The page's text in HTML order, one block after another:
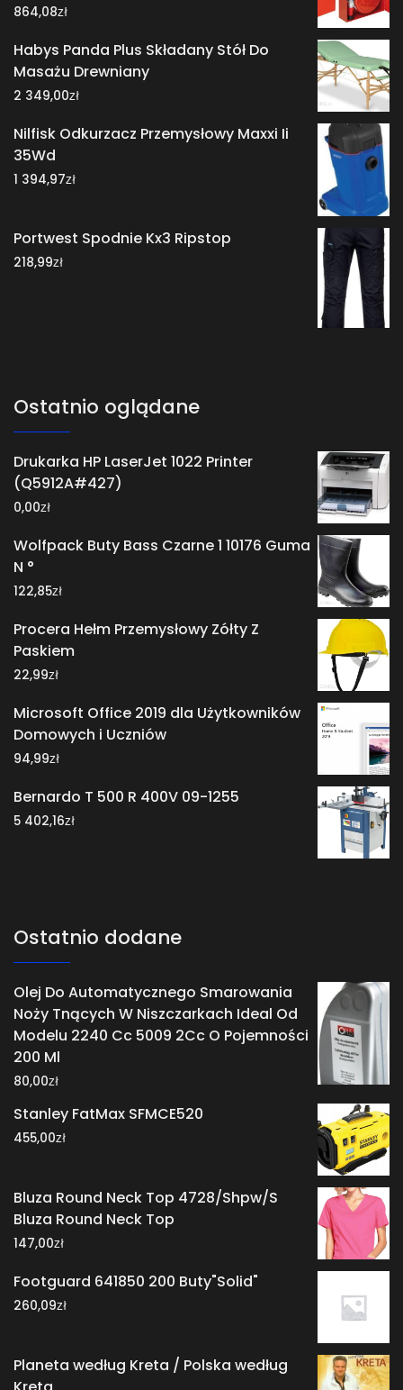
864,08zł
Habys Panda Plus Składany Stół Do
Masażu Drewniany
2 349,00zł
Nilfisk Odkurzacz Przemysłowy Maxxi Ii
35Wd
1 394,97zł
Portwest Spodnie Kx3 Ripstop
218,99zł
Ostatnio oglądane
Drukarka HP LaserJet 1022 Printer
(Q5912A#427)
0,00zł
Wolfpack Buty Bass Czarne 1 10176 Guma
N °
122,85zł
Procera Hełm Przemysłowy Zółty Z
Paskiem
22,99zł
Microsoft Office 2019 dla Użytkowników
Domowych i Uczniów
94,99zł
Bernardo T 500 R 400V 09-1255
5 402,16zł
Ostatnio dodane
Olej Do Automatycznego Smarowania
Noży Tnących W Niszczarkach Ideal Od
Modelu 2240 Cc 5009 2Cc O Pojemności
200 Ml
80,00zł
Stanley FatMax SFMCE520
455,00zł
Bluza Round Neck Top 4728/Shpw/S
Bluza Round Neck Top
147,00zł
Footguard 641850 200 Buty"Solid"
260,09zł
Planeta według Kreta / Polska według